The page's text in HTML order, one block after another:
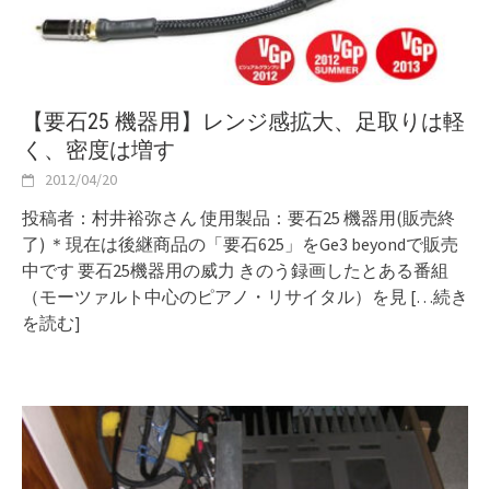
【要石25 機器用】レンジ感拡大、足取りは軽
く、密度は増す
2012/04/20
投稿者：村井裕弥さん 使用製品：要石25 機器用(販売終
了) ＊現在は後継商品の「要石625」をGe3 beyondで販売
中です 要石25機器用の威力 きのう録画したとある番組
（モーツァルト中心のピアノ・リサイタル）を見 […続き
を読む]